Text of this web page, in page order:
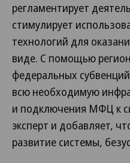
регламентирует
стимулирует
технологий для
виде. С помощью
федеральных
всю необходимую
и подключения МФЦ к
эксперт и добавляет,
развитие системы,